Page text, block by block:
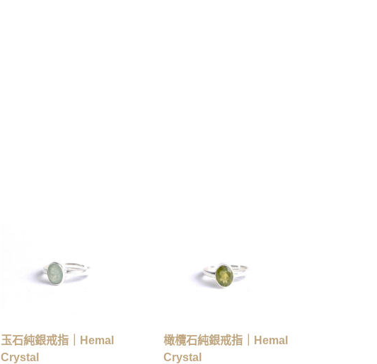
玉石純銀戒指｜Hemal
Crystal
橄欖石純銀戒指｜Hemal
Crystal